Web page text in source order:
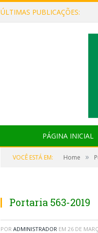
ÚLTIMAS PUBLICAÇÕES:
PÁGINA INICIAL
VOCÊ ESTÁ EM: Home »
Portaria 563-2019
POR ADMINISTRADOR EM 26 DE